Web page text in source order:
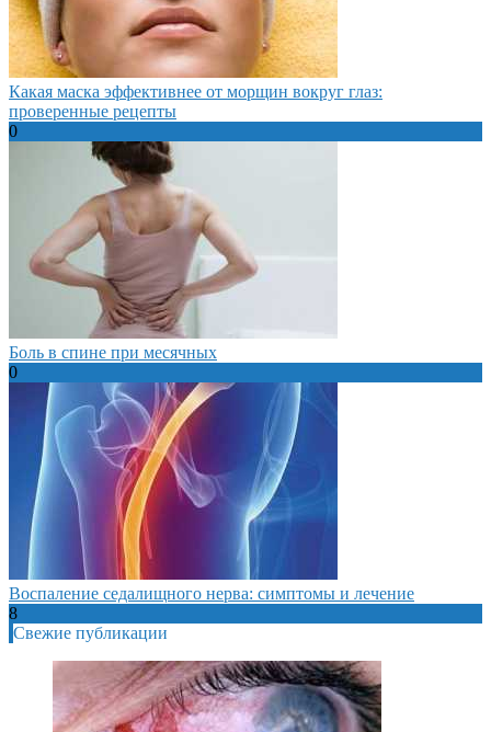
Какая маска эффективнее от морщин вокруг глаз:
проверенные рецепты
0
Боль в спине при месячных
0
Воспаление седалищного нерва: симптомы и лечение
8
Свежие публикации